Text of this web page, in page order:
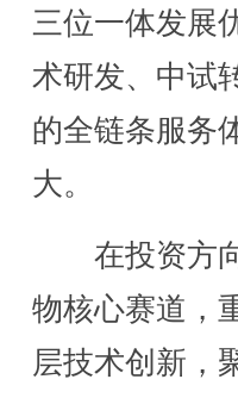
三位一体发展
术研发、中试
的全链条服务
大。
在投资方向
物核心赛道，
层技术创新，